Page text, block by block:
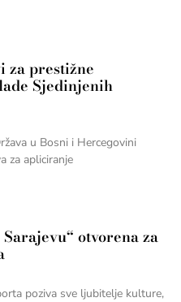
za prestižne
Sjedinjenih
u Bosni i Hercegovini
za apliciranje
otvorena za
poziva sve ljubitelje kulture,